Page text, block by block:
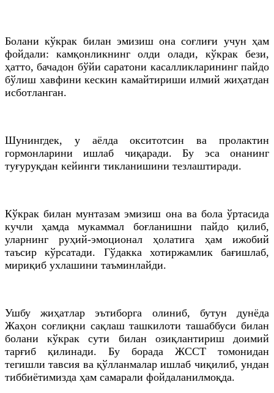
Болани кўкрак билан эмизиш она соғлиғи учун ҳам
фойдали: камқонликнинг олди олади, кўкрак бези,
ҳатто, бачадон бўйи саратони касалликларининг пайдо
бўлиш хавфини кескин камайтириши илмий жиҳатдан
исботланган.
Шунингдек, у аёлда окситотсин ва пролактин
гормонларини ишлаб чиқаради. Бу эса онанинг
туғуруқдан кейинги тикланишини тезлаштиради.
Кўкрак билан мунтазам эмизиш она ва бола ўртасида
кучли ҳамда мукаммал боғланишни пайдо қилиб,
уларнинг руҳий-эмоционал ҳолатига ҳам ижобий
таъсир кўрсатади. Гўдакка хотиржамлик бағишлаб,
мириқиб ухлашини таъминлайди.
Ушбу жиҳатлар эътиборга олиниб, бутун дунёда
Жаҳон соғлиқни сақлаш ташкилоти ташаббуси билан
болани кўкрак сути билан озиқлантириш доимий
тарғиб қилинади. Бу борада ЖССТ томонидан
тегишли тавсия ва қўлланмалар ишлаб чиқилиб, ундан
тиббиётимизда ҳам самарали фойдаланилмоқда.